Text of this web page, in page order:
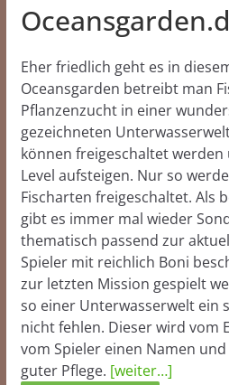
Eher friedlich geht es in
Oceansgarden betreibt man
Pflanzenzucht in einer
gezeichneten
können freigeschaltet
Level aufsteigen. Nur so
Fischarten freigeschaltet. Als
gibt es immer mal wieder
thematisch passend zur
Spieler mit reichlich Boni
zur letzten Mission gespielt
so einer Unterwasserwelt ein
nicht fehlen. Dieser wird vom
vom Spieler einen Namen
guter Pflege. [weiter…]